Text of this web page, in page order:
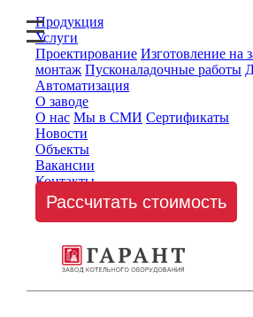
Продукция
Услуги
Проектирование Изготовление на
монтаж Пусконаладочные работы
Автоматизация
О заводе
О нас Мы в СМИ Сертификаты
Новости
Объекты
Вакансии
Контакты
Рассчитать стоимость